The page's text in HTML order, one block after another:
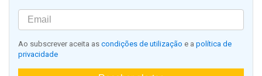
Ao subscrever aceita as condições de utilização e a política de
privacidade